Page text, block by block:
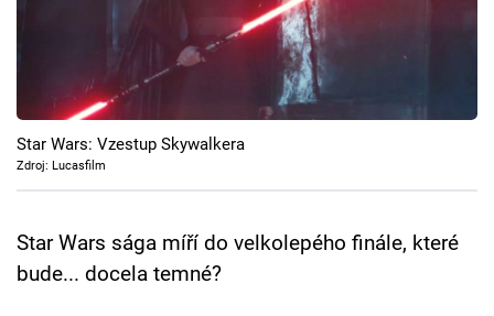
Pořady
TV Program
Star Wars: Vzestup Skywalkera
Zdroj: Lucasfilm
Star Wars sága míří do velkolepého finále, které
bude... docela temné?